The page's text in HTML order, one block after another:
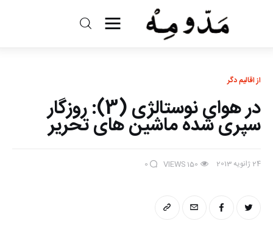
مد و مه
سینما
درباره ما
از اقالیم دگر
در هوای نوستالژی (3): روزگار
سپری شده ماشین های تحریر
24 ژانویه 2013 150
VIEWS
0